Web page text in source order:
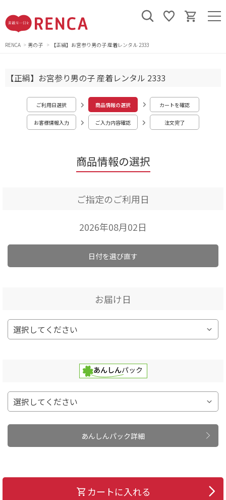
RENCA 男の子 【正絹】お宮参り男の子 産着レンタル 2333
商品情報の選択
【正絹】お宮参り男の子 産着レンタル 2333
ご利用日選択 商品情報の選択 カートを確認
お客様情報入力 ご入力内容確認 注文完了
ご指定のご利用日
2026年08月02日
日付を選び直す
お届け日
あんしんパック詳細
カートに入れる